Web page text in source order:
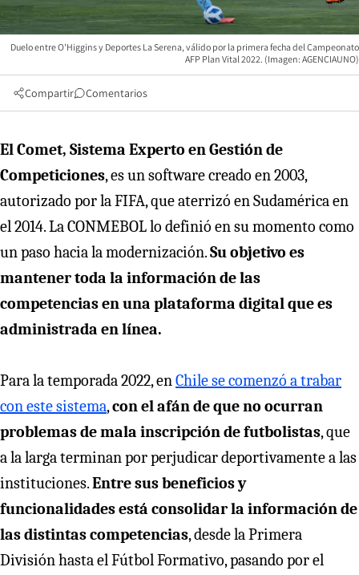
Duelo entre O'Higgins y Deportes La Serena, válido por la primera fecha del Campeonato
AFP Plan Vital 2022. (Imagen: AGENCIAUNO)
Compartir Comentarios
El Comet, Sistema Experto en Gestión de
Competiciones, es un software creado en 2003,
autorizado por la FIFA, que aterrizó en Sudamérica en
el 2014. La CONMEBOL lo definió en su momento como
un paso hacia la modernización.Su objetivo es
mantener toda la información de las
competencias en una plataforma digital que es
administrada en línea.
Para la temporada 2022, enChile se comenzó a trabar
con este sistema,con el afán de que no ocurran
problemas de mala inscripción de futbolistas, que
a la larga terminan por perjudicar deportivamente a las
instituciones.Entre sus beneficios y
funcionalidades está consolidar la información de
las distintas competencias, desde la Primera
División hasta el Fútbol Formativo, pasando por el